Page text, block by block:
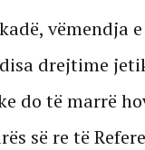
vëmendja
drejtime
do të marrë
së re të